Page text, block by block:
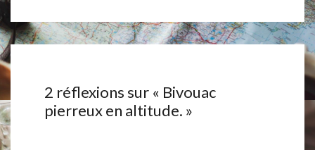
2 réflexions sur « Bivouac
pierreux en altitude. »